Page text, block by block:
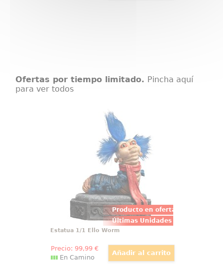
Ofertas por tiempo limitado. Pincha aquí
para ver todos
Producto en oferta
Últimas Unidades
Entre los muros infinitos del
Laberinto se esconden criaturas
tan curiosas como encantadoras,
y pocas tan memorables como el
Ello Worm, ahora recreado en
esta entrañable estatua a escala
1:1 por Weta Workshop.
Estatua 1/1 Ello Worm
Precio: 99,99€
En Camino